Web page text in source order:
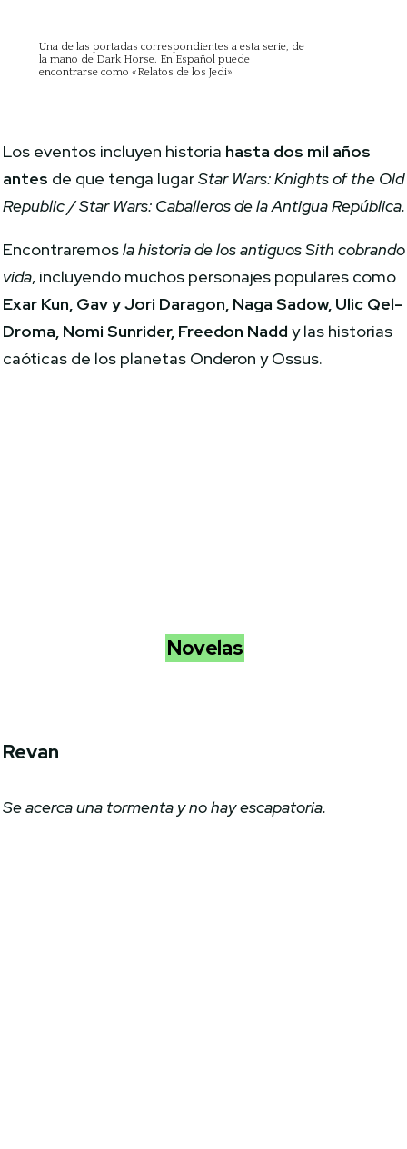
Una de las portadas correspondientes a esta serie, de
la mano de Dark Horse. En Español puede
encontrarse como «Relatos de los Jedi»
Los eventos incluyen historia hasta dos mil años
antes de que tenga lugarStar Wars: Knights of the Old
Republic / Star Wars: Caballeros de la Antigua República.
Encontraremosla historia de los antiguos Sith cobrando
vida, incluyendo muchos personajes populares como
Exar Kun, Gav y Jori Daragon, Naga Sadow, Ulic Qel-
Droma, Nomi Sunrider, Freedon Nadd y las historias
caóticas de los planetas Onderon y Ossus.
Novelas
Revan
Se acerca una tormenta y no hay escapatoria.